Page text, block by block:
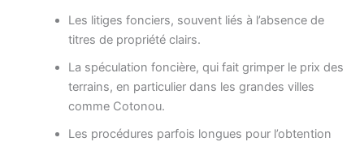
Les litiges fonciers, souvent liés à l’absence de
titres de propriété clairs.
La spéculation foncière, qui fait grimper le prix des
terrains, en particulier dans les grandes villes
comme Cotonou.
Les procédures parfois longues pour l’obtention